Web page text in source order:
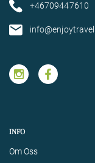
+46709447610
INFO
Om Oss